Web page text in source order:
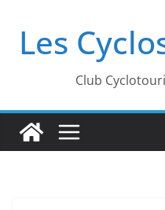
contenu
Les
Club